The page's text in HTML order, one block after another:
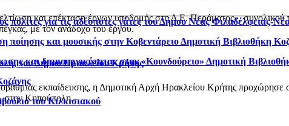
και επέκταση έργων υποδομής στη Δ.Ε. Περάματος»,
με τον ανάδοχο του έργου.
του Δήμου Ηρακλείου Κρήτης
εκπαίδευσης, η Δημοτική Αρχή Ηρακλείου Κρήτης προχώρησε
Κηπούπολη.
για τις αδέσποτες γάτες του Δήμου Νέας Φιλαδέλφειας-
και μουσικής στην Κοβεντάρειο Δημοτική Βιβλιοθήκη
και δημιουργικότητας στην «Κουνδούρειο» Δημοτική
του Κιλκισιακού